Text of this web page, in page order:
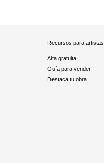
Recursos para artistas
Alta gratuita
Guía para vender
Destaca tu obra